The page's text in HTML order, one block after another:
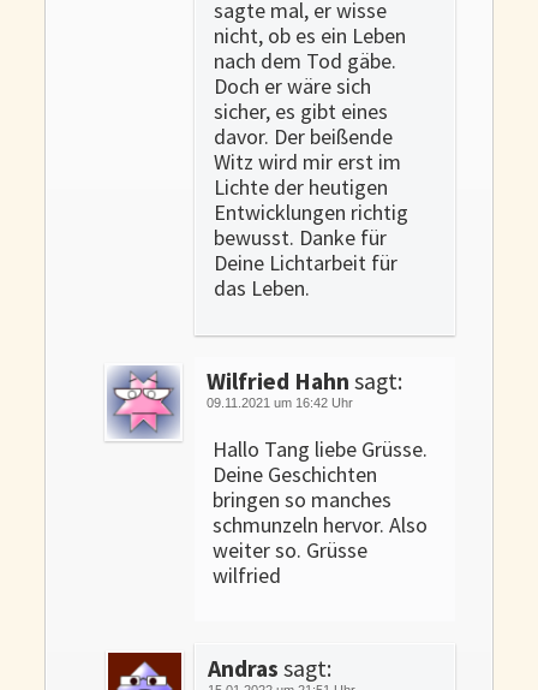
sagte mal, er wisse
nicht, ob es ein Leben
nach dem Tod gäbe.
Doch er wäre sich
sicher, es gibt eines
davor. Der beißende
Witz wird mir erst im
Lichte der heutigen
Entwicklungen richtig
bewusst. Danke für
Deine Lichtarbeit für
das Leben.
Wilfried Hahn sagt:
09.11.2021 um 16:42 Uhr
Hallo Tang liebe Grüsse.
Deine Geschichten
bringen so manches
schmunzeln hervor. Also
weiter so. Grüsse
wilfried
Andras sagt: